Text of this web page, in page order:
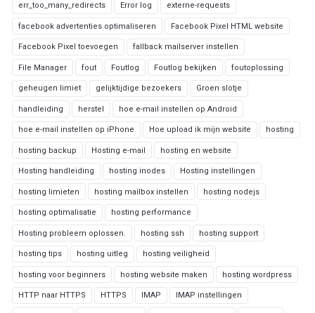
err_too_many_redirects Error log externe-requests
facebook advertenties optimaliseren Facebook Pixel HTML website
Facebook Pixel toevoegen fallback mailserver instellen
File Manager fout Foutlog Foutlog bekijken foutoplossing
geheugen limiet gelijktijdige bezoekers Groen slotje
handleiding herstel hoe e-mail instellen op Android
hoe e-mail instellen op iPhone Hoe upload ik mijn website hosting
hosting backup Hosting e-mail hosting en website
Hosting handleiding hosting inodes Hosting instellingen
hosting limieten hosting mailbox instellen hosting nodejs
hosting optimalisatie hosting performance
Hosting probleem oplossen. hosting ssh hosting support
hosting tips hosting uitleg hosting veiligheid
hosting voor beginners hosting website maken hosting wordpress
HTTP naar HTTPS HTTPS IMAP IMAP instellingen